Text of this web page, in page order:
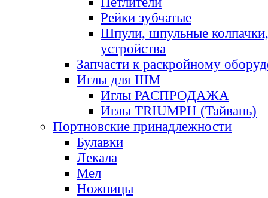
Рейки зубчатые
Шпули, шпульные
устройства
Запчасти к раскройному
Иглы для ШМ
Иглы РАСПРОДАЖА
Иглы TRIUMPH (Тайвань)
Портновские принадлежности
Булавки
Лекала
Мел
Ножницы